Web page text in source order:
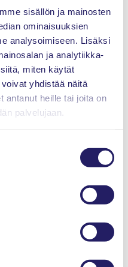
sisällön ja mainosten
ominaisuuksien
analysoimiseen. Lisäksi
ja analytiikka-
miten käytät
yhdistää näitä
antanut heille tai joita on
palvelujaan.
ja kouluttaja